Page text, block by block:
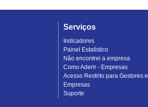
Serviços
Indicadores
Painel Estatístico
Não encontrei a empresa
Como Aderir - Empresas
Acesso Restrito para Gestores e
Empresas
Suporte